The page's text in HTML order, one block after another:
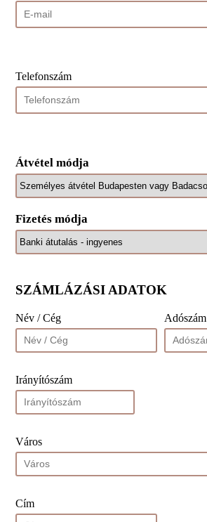
Telefonszám
Átvétel módja
Fizetés módja
SZÁMLÁZÁSI ADATOK
Név / Cég Adószám
Irányítószám
Város
Cím